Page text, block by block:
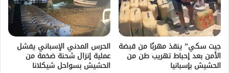
جيت سكي” ينقذ مهربًا من قبضة
الأمن بعد إحباط تهريب طن من
الحشيش بإسبانيا
الحرس المدني الإسباني يفشل
عملية إنزال شحنة ضخمة من
الحشيش بسواحل شيكلانا